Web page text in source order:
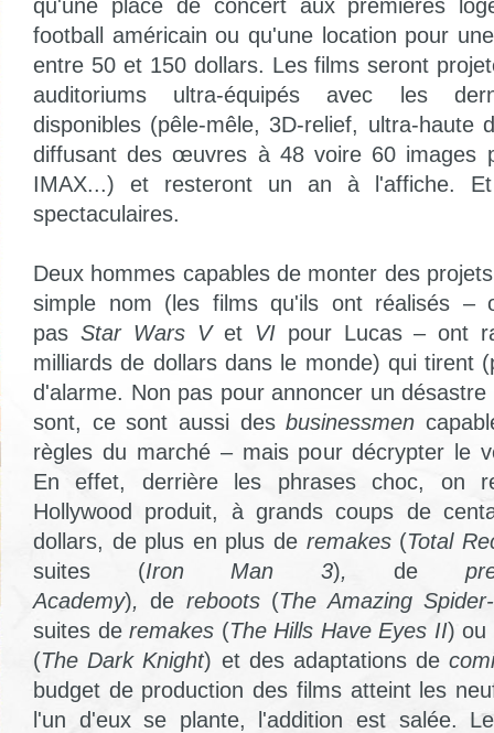
qu'une place de concert aux premières
football américain ou qu'une location pour
entre 50 et 150 dollars. Les films seront
auditoriums ultra-équipés avec les
disponibles (pêle-mêle, 3D-relief, ultra-haute
diffusant des œuvres à 48 voire 60 images
IMAX...) et resteront un an à l'affiche.
spectaculaires.
Deux hommes capables de monter des
simple nom (les films qu'ils ont réalisés –
pas Star Wars V et VIpour Lucas – ont
milliards de dollars dans le monde) qui tirent
d'alarme. Non pas pour annoncer un
sont, ce sont aussi desbusinessmen
règles du marché – mais pour décrypter le
En effet, derrière les phrases choc, on
Hollywood produit, à grands coups de
dollars, de plus en plus de remakes (Total
suites (Iron Man 3), de
Academy), de reboots(The Amazing
suites de remakes (The Hills Have Eyes II) ou
(The Dark Knight) et des adaptations de
budget de production des films atteint les
l'un d'eux se plante, l'addition est salée.